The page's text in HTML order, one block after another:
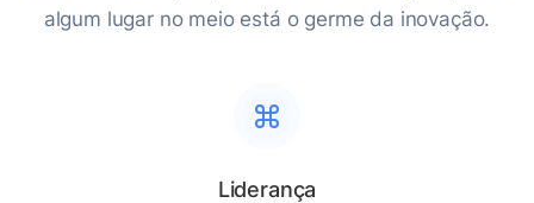
algum lugar no meio está o germe da inovação.
Liderança